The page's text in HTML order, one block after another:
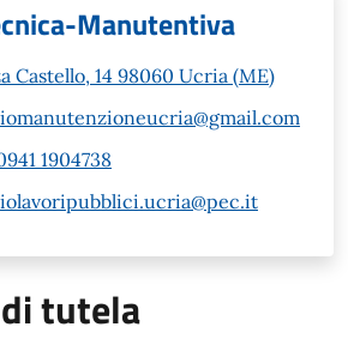
Manutentiva
Castello, 14 98060 Ucria (ME)
1904738
tutela